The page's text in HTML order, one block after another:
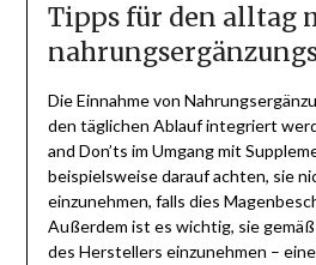
Tipps für den alltag
Die Einnahme von
den täglichen Ablauf integriert
and Don’ts im Umgang mit
beispielsweise darauf achten, sie
einzunehmen, falls dies
Außerdem ist es wichtig, sie
des Herstellers einzunehmen –